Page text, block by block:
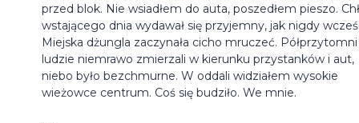
przed blok. Nie wsiadłem do auta, poszedłem pieszo.
wstającego dnia wydawał się przyjemny, jak nigdy
Miejska dżungla zaczynała cicho mruczeć. Półprzytomni
ludzie niemrawo zmierzali w kierunku przystanków i aut,
niebo było bezchmurne. W oddali widziałem wysokie
wieżowce centrum. Coś się budziło. We mnie.